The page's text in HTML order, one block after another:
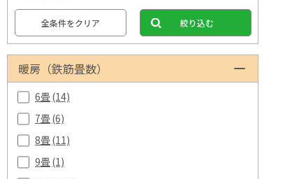
全条件をクリア 絞り込む
暖房（鉄筋畳数）
6畳 (14)
7畳 (6)
8畳 (11)
9畳 (1)